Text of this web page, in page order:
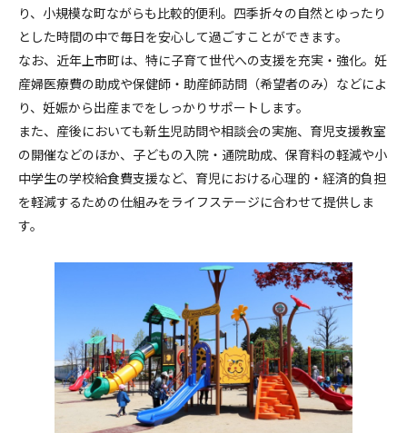
り、小規模な町ながらも比較的便利。四季折々の自然とゆったり
とした時間の中で毎日を安心して過ごすことができます。
なお、近年上市町は、特に子育て世代への支援を充実・強化。妊
産婦医療費の助成や保健師・助産師訪問（希望者のみ）などによ
り、妊娠から出産までをしっかりサポートします。
また、産後においても新生児訪問や相談会の実施、育児支援教室
の開催などのほか、子どもの入院・通院助成、保育料の軽減や小
中学生の学校給食費支援など、育児における心理的・経済的負担
を軽減するための仕組みをライフステージに合わせて提供しま
す。